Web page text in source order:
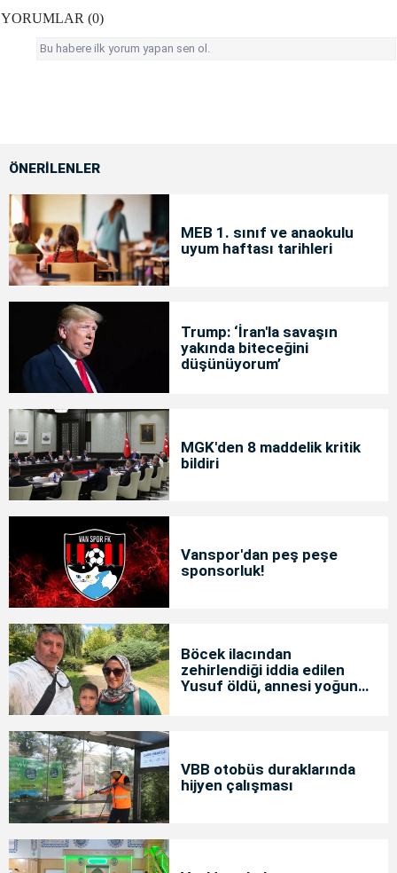
YORUMLAR (0)
Bu habere ilk yorum yapan sen ol.
ÖNERİLENLER
MEB 1. sınıf ve anaokulu
uyum haftası tarihleri
Trump: ‘İran'la savaşın
yakında biteceğini
düşünüyorum’
MGK'den 8 maddelik kritik
bildiri
Vanspor'dan peş peşe
sponsorluk!
Böcek ilacından
zehirlendiği iddia edilen
Yusuf öldü, annesi yoğun
VBB otobüs duraklarında
hijyen çalışması